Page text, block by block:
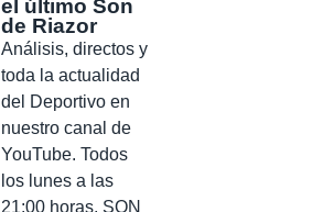
el último Son
de Riazor
Análisis, directos y
toda la actualidad
del Deportivo en
nuestro canal de
YouTube. Todos
los lunes a las
21:00 horas, SON